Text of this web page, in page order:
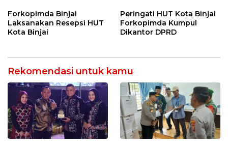
Forkopimda Binjai
Laksanakan Resepsi HUT
Kota Binjai
Peringati HUT Kota Binjai
Forkopimda Kumpul
Dikantor DPRD
Rekomendasi untuk kamu